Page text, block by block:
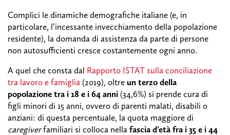
Complici le dinamiche demografiche italiane (e, in
particolare, l’incessante invecchiamento della popolazione
residente), la domanda di assistenza da parte di persone
non autosufficienti cresce costantemente ogni anno.
A quel che consta dal Rapporto ISTAT sulla conciliazione
tra lavoro e famiglia (2019), oltre un terzo della
popolazione tra i 18 e i 64 anni (34,6%) si prende cura di
figli minori di 15 anni, ovvero di parenti malati, disabili o
anziani: di questa percentuale, la quota maggiore di
caregiverfamiliari si colloca nella fascia d’età fra i 35 e i 44